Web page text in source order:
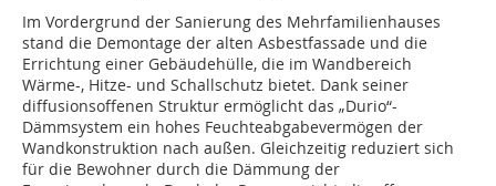
Im Vordergrund der Sanierung des Mehrfamilienhauses
stand die Demontage der alten Asbestfassade und die
Errichtung einer Gebäudehülle, die im Wandbereich
Wärme-, Hitze- und Schallschutz bietet. Dank seiner
diffusionsoffenen Struktur ermöglicht das „Durio“-
Dämmsystem ein hohes Feuchteabgabevermögen der
Wandkonstruktion nach außen. Gleichzeitig reduziert sich
für die Bewohner durch die Dämmung der